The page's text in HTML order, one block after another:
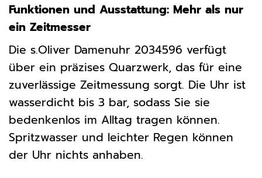
Funktionen und Ausstattung: Mehr als nur
ein Zeitmesser
Die s.Oliver Damenuhr 2034596 verfügt
über ein präzises Quarzwerk, das für eine
zuverlässige Zeitmessung sorgt. Die Uhr ist
wasserdicht bis 3 bar, sodass Sie sie
bedenkenlos im Alltag tragen können.
Spritzwasser und leichter Regen können
der Uhr nichts anhaben.